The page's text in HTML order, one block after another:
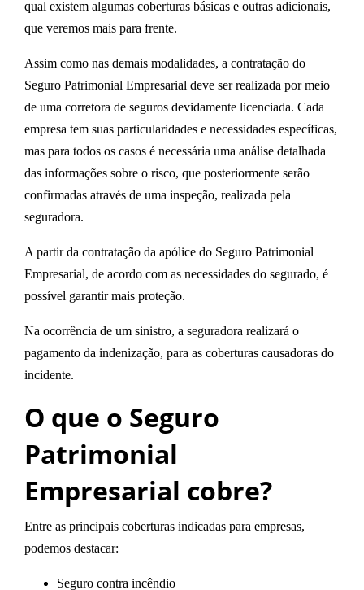
qual existem algumas coberturas básicas e outras adicionais,
que veremos mais para frente.
Assim como nas demais modalidades, a contratação do
Seguro Patrimonial Empresarial deve ser realizada por meio
de uma corretora de seguros devidamente licenciada. Cada
empresa tem suas particularidades e necessidades específicas,
mas para todos os casos é necessária uma análise detalhada
das informações sobre o risco, que posteriormente serão
confirmadas através de uma inspeção, realizada pela
seguradora.
A partir da contratação da apólice do Seguro Patrimonial
Empresarial, de acordo com as necessidades do segurado, é
possível garantir mais proteção.
Na ocorrência de um sinistro, a seguradora realizará o
pagamento da indenização, para as coberturas causadoras do
incidente.
O que o Seguro
Patrimonial
Empresarial cobre?
Entre as principais coberturas indicadas para empresas,
podemos destacar:
Seguro contra incêndio